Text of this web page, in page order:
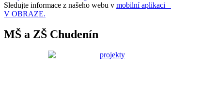
Sledujte informace z našeho webu v mobilní aplikaci –
V OBRAZE.
MŠ a ZŠ Chudenín